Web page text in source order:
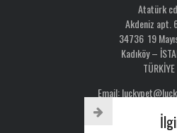
Atatürk cd.
Akdeniz apt.
34736 19
Kadıköy –
TÜRKİYE
Email:
Sosyal Medya: